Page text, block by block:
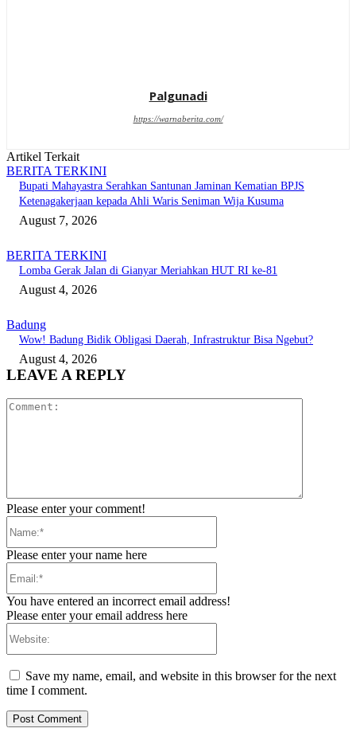
Palgunadi
https://warnaberita.com/
Artikel Terkait
BERITA TERKINI
Bupati Mahayastra Serahkan Santunan Jaminan Kematian BPJS
Ketenagakerjaan kepada Ahli Waris Seniman Wija Kusuma
August 7, 2026
BERITA TERKINI
Lomba Gerak Jalan di Gianyar Meriahkan HUT RI ke-81
August 4, 2026
Badung
Wow! Badung Bidik Obligasi Daerah, Infrastruktur Bisa Ngebut?
August 4, 2026
LEAVE A REPLY
Please enter your comment!
Please enter your name here
You have entered an incorrect email address!
Please enter your email address here
Save my name, email, and website in this browser for the next
time I comment.